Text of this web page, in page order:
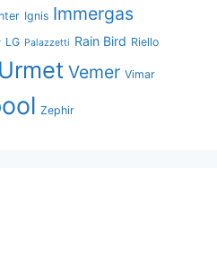
Ignis Immergas
LG Palazzetti Rain Bird Riello
Urmet Vemer Vimar
Zephir